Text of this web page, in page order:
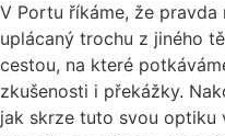
V Portu říkáme, že pravda
uplácaný trochu z jiného
cestou, na které
zkušenosti i překážky.
jak skrze tuto svou optiku